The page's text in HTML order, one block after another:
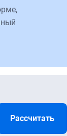
Рассчитать